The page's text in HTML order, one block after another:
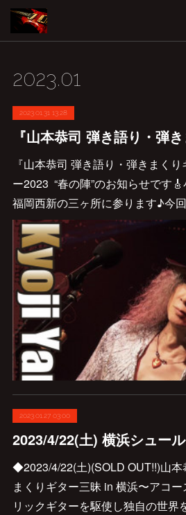
2023.01
2023.01.31 13:28
『山本恭司 弾き語り・弾きまく
ー2023 “春の陣”のお知らせです🎸
福岡西新の三ヶ所に参ります♪今
2023.01.27 03:00
◆2023/4/22(土)(SOLD OUT!!)山
まくりギター三昧 in 横浜〜アコ
リックギターを駆使し独自の世